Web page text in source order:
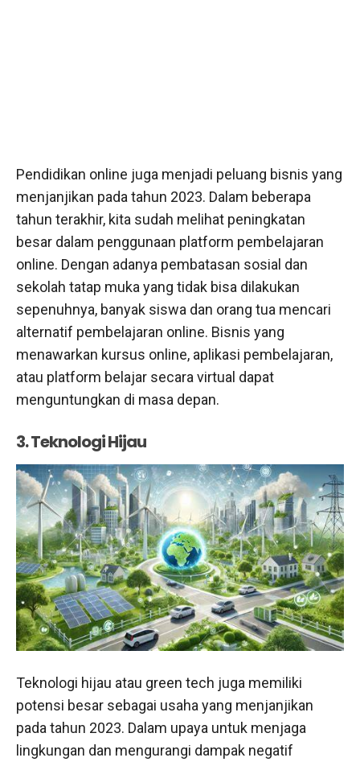
Pendidikan online juga menjadi peluang bisnis yang
menjanjikan pada tahun 2023. Dalam beberapa
tahun terakhir, kita sudah melihat peningkatan
besar dalam penggunaan platform pembelajaran
online. Dengan adanya pembatasan sosial dan
sekolah tatap muka yang tidak bisa dilakukan
sepenuhnya, banyak siswa dan orang tua mencari
alternatif pembelajaran online. Bisnis yang
menawarkan kursus online, aplikasi pembelajaran,
atau platform belajar secara virtual dapat
menguntungkan di masa depan.
3. Teknologi Hijau
Teknologi hijau atau green tech juga memiliki
potensi besar sebagai usaha yang menjanjikan
pada tahun 2023. Dalam upaya untuk menjaga
lingkungan dan mengurangi dampak negatif